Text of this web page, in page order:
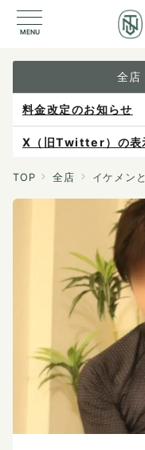
MENU
全店
料金改定のお知らせ
X（旧Twitter）の表
ご予約は各店へ直接
料金は当日施術前に
感染症防止対策につい
TOP 全店 イケメン